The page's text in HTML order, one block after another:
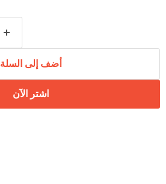
أضف إلى السلة
اشتر الآن